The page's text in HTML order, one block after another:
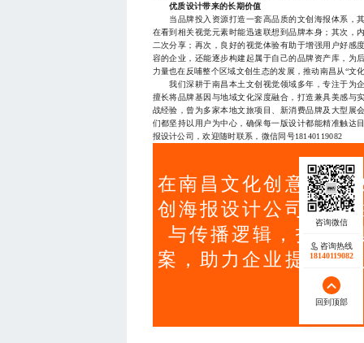
优质设计带来的长期价值
当品牌投入资源打造一套高品质的文创海报体系，
在看到相关视觉元素时能迅速联想到品牌本身；其次，
二次分享；再次，良好的视觉体验有助于增强用户好感
容的企业，还能逐步构建起属于自己的品牌资产库，为
力量也在反哺整个区域文创生态的发展，推动南昌从“文
我们深耕于南昌本土文创视觉领域多年，专注于为
擅长将品牌基因与地域文化深度融合，打造兼具美感与
战经验，曾为多家本地文旅项目、新消费品牌及大型展
们都坚持以用户为中心，确保每一版设计都能精准触达
报设计公司，欢迎随时联系，微信同号18140119082
在南昌文化创意产业
创海报设计公司通过
与传播逻辑，打造
案，助力企业提升识
咨询热线
18140119082
回到顶部